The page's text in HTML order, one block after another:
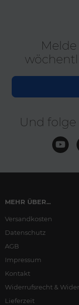
Und folge
MEHR ÜBER...
Versandkosten
Datenschutz
AGB
Impressum
Kontakt
Widerrufsrecht &
Lieferzeit